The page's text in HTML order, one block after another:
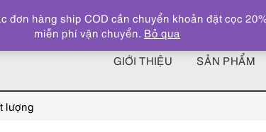
GIỚI THIỆU SẢN PHẨM
lượng
hàng ship COD cần chuyển khoản đặt cọc
miễn phí vận chuyển. Bỏ qua